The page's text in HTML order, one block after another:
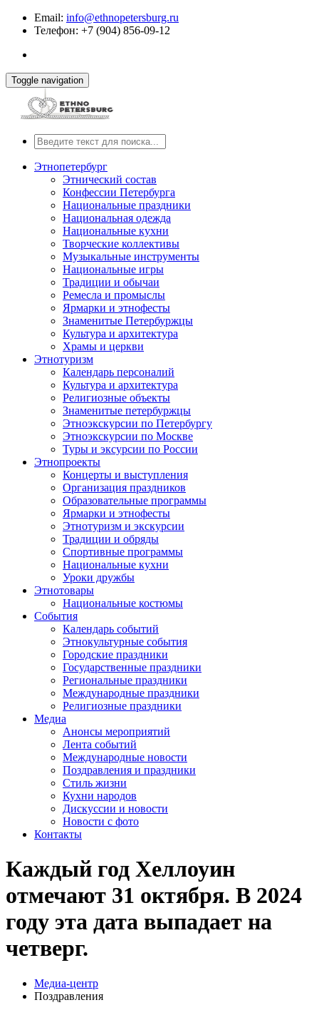
Email: info@ethnopetersburg.ru
Телефон: +7 (904) 856-09-12
Toggle navigation
Этнопетербург
Этнический состав
Конфессии Петербурга
Национальные праздники
Национальная одежда
Национальные кухни
Творческие коллективы
Музыкальные инструменты
Национальные игры
Традиции и обычаи
Ремесла и промыслы
Ярмарки и этнофесты
Знаменитые Петербуржцы
Культура и архитектура
Храмы и церкви
Этнотуризм
Календарь персоналий
Культура и архитектура
Религиозные объекты
Знаменитые петербуржцы
Этноэкскурсии по Петербургу
Этноэкскурсии по Москве
Туры и эксурсии по России
Этнопроекты
Концерты и выступления
Организация праздников
Образовательные программы
Ярмарки и этнофесты
Этнотуризм и экскурсии
Традиции и обряды
Спортивные программы
Национальные кухни
Уроки дружбы
Этнотовары
Национальные костюмы
События
Календарь событий
Этнокультурные события
Городские праздники
Государственные праздники
Региональные праздники
Международные праздники
Религиозные праздники
Медиа
Анонсы мероприятий
Лента событий
Международные новости
Поздравления и праздники
Cтиль жизни
Кухни народов
Дискуссии и новости
Новости с фото
Контакты
Каждый год Хеллоуин
отмечают 31 октября. В 2024
году эта дата выпадает на
четверг.
Медиа-центр
Поздравления